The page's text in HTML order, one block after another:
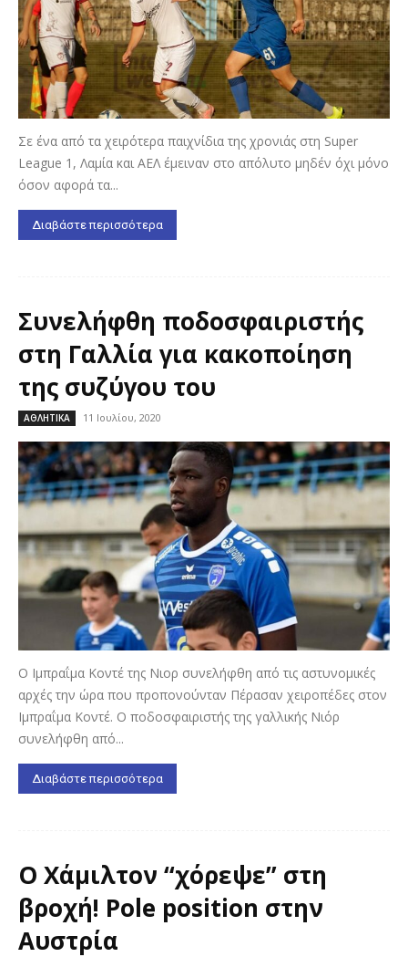
Σε ένα από τα χειρότερα παιχνίδια της χρονιάς στη Super
League 1, Λαμία και ΑΕΛ έμειναν στο απόλυτο μηδέν όχι μόνο
όσον αφορά τα...
Διαβάστε περισσότερα
Συνελήφθη ποδοσφαιριστής
στη Γαλλία για κακοποίηση
της συζύγου του
ΑΘΛΗΤΙΚΑ 11 Ιουλίου, 2020
Ο Ιμπραΐμα Κοντέ της Νιορ συνελήφθη από τις αστυνομικές
αρχές την ώρα που προπονούνταν Πέρασαν χειροπέδες στον
Ιμπραΐμα Κοντέ. Ο ποδοσφαιριστής της γαλλικής Νιόρ
συνελήφθη από...
Διαβάστε περισσότερα
Ο Χάμιλτον “χόρεψε” στη
βροχή! Pole position στην
Αυστρία